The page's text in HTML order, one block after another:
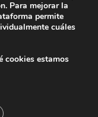
. Para mejorar la
permite
cuáles
cookies estamos